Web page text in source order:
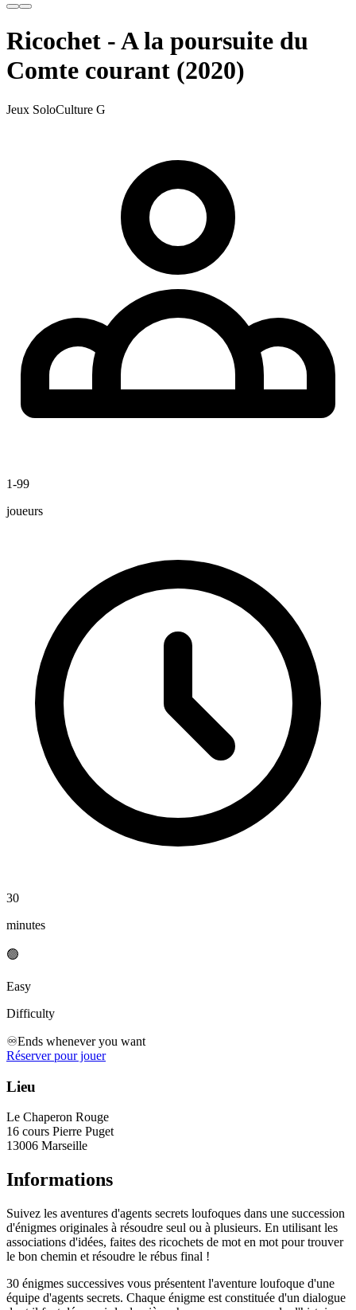
Ricochet - A la poursuite du
Comte courant (2020)
Jeux SoloCulture G
1-99
joueurs
30
minutes
🟢
Easy
Difficulty
♾️Ends whenever you want
Réserver pour jouer
Lieu
Le Chaperon Rouge
16 cours Pierre Puget
13006 Marseille
Informations
Suivez les aventures d'agents secrets loufoques dans une succession
d'énigmes originales à résoudre seul ou à plusieurs. En utilisant les
associations d'idées, faites des ricochets de mot en mot pour trouver
le bon chemin et résoudre le rébus final !
30 énigmes successives vous présentent l'aventure loufoque d'une
équipe d'agents secrets. Chaque énigme est constituée d'un dialogue